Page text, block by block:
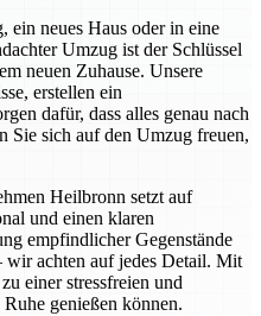
ein neues Haus oder in eine
Umzug ist der Schlüssel
neuen Zuhause. Unsere
erstellen ein
dafür, dass alles genau nach
Sie sich auf den Umzug freuen,
Heilbronn setzt auf
und einen klaren
empfindlicher Gegenstände
achten auf jedes Detail. Mit
einer stressfreien und
genießen können.